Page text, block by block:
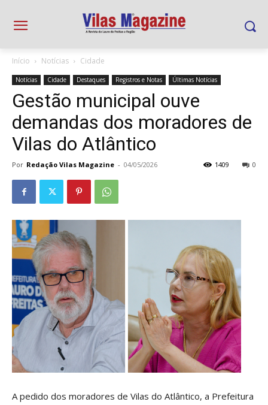
Início Notícias Cidade
Notícias Cidade Destaques Registros e Notas Últimas Notícias
Gestão municipal ouve
demandas dos moradores de
Vilas do Atlântico
Por Redação Vilas Magazine - 04/05/2026 0
1409
A pedido dos moradores de Vilas do Atlântico, a Prefeitura